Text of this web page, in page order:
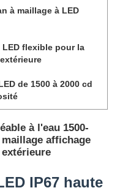
à maillage à LED
flexible pour la
de 1500 à 2000 cd
à l'eau 1500-
affichage
IP67 haute